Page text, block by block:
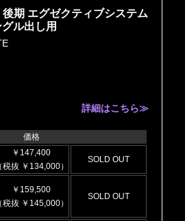
期 エグゼクティブシステム
ル出し用
詳細はこちら≫
価格
￥147,400
税抜 ￥134,000）
SOLD OUT
￥159,500
税抜 ￥145,000）
SOLD OUT